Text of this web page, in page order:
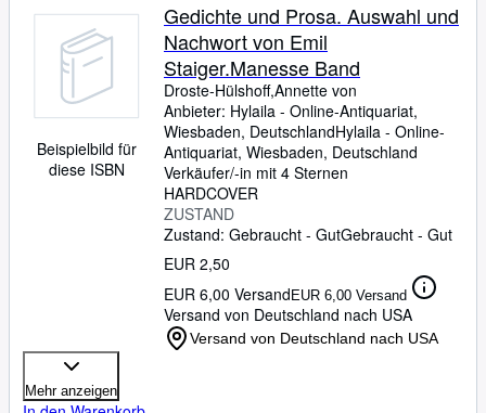
Beispielbild für
diese ISBN
Gedichte und Prosa. Auswahl und
Nachwort von Emil
Staiger.Manesse Band
Droste-Hülshoff,Annette von
Anbieter: Hylaila - Online-Antiquariat,
Wiesbaden, DeutschlandHylaila - Online-
Antiquariat, Wiesbaden, Deutschland
Verkäufer/-in mit 4 Sternen
HARDCOVER
ZUSTAND
Zustand: Gebraucht - GutGebraucht - Gut
EUR 2,50
EUR 6,00 VersandEUR 6,00 Versand
Versand von Deutschland nach USA
Versand von Deutschland nach USA
Mehr anzeigen